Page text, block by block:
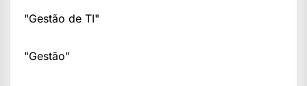
"Gestão de TI"
"Gestão"